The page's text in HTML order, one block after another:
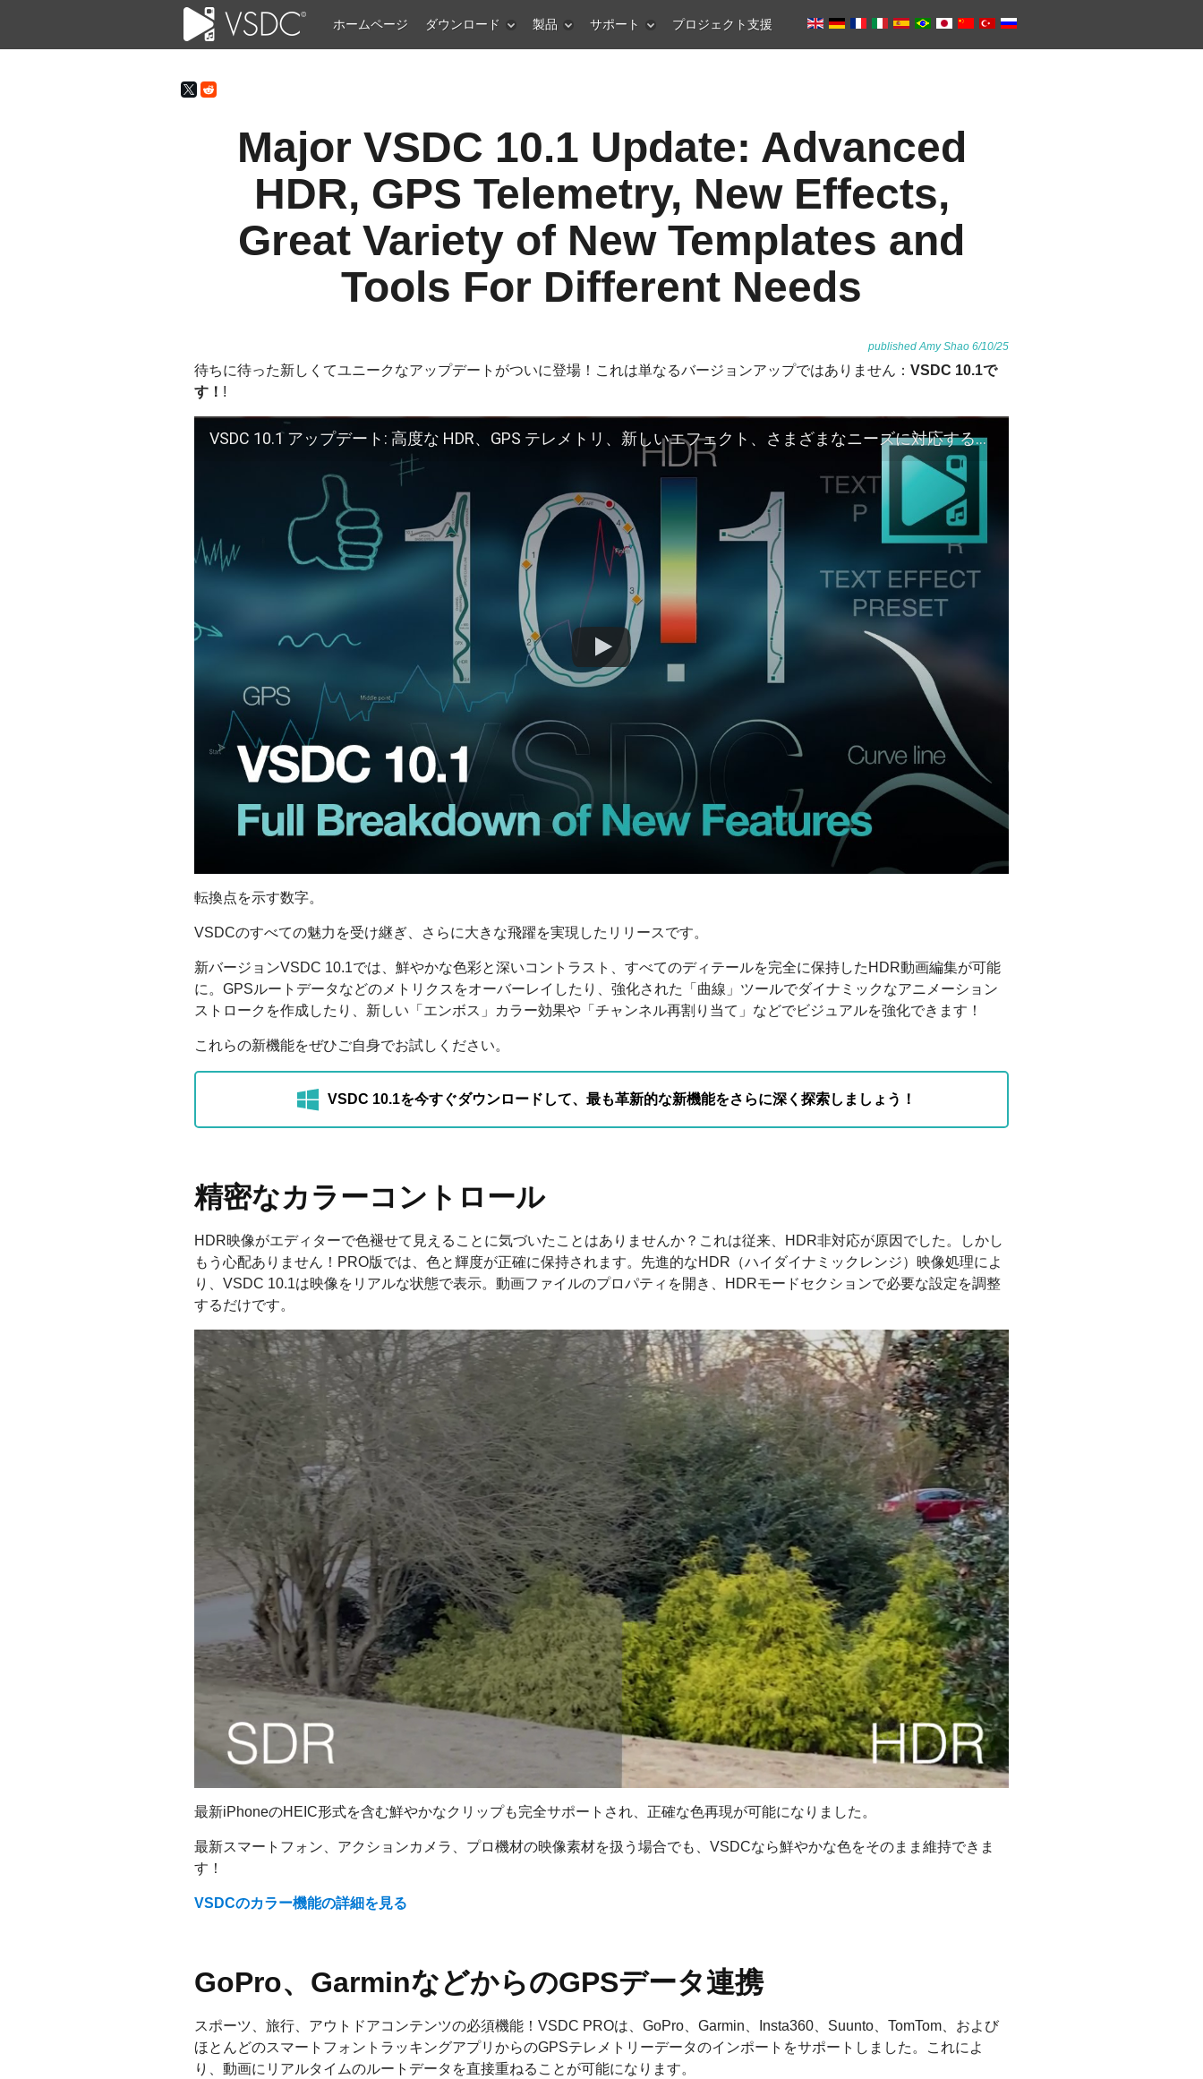
ホームページ ダウンロード 製品 サポート プロジェクト支援
Major VSDC 10.1 Update: Advanced
HDR, GPS Telemetry, New Effects,
Great Variety of New Templates and
Tools For Different Needs
published Amy Shao 6/10/25
待ちに待った新しくてユニークなアップデートがついに登場！これは単なるバージョンアップではありません： VSDC 10.1で
す！ !
VSDC 10.1 アップデート: 高度な HDR、GPS テレメトリ、新しいエフェクト、さまざまなニーズに対応する多種多様な新しいテンプレートとツール
転換点を示す数字。
VSDCのすべての魅力を受け継ぎ、さらに大きな飛躍を実現したリリースです。
新バージョンVSDC 10.1では、鮮やかな色彩と深いコントラスト、すべてのディテールを完全に保持したHDR動画編集が可能
に。GPSルートデータなどのメトリクスをオーバーレイしたり、強化された「曲線」ツールでダイナミックなアニメーション
ストロークを作成したり、新しい「エンボス」カラー効果や「チャンネル再割り当て」などでビジュアルを強化できます！
これらの新機能をぜひご自身でお試しください。
VSDC 10.1を今すぐダウンロードして、最も革新的な新機能をさらに深く探索しましょう！
精密なカラーコントロール
HDR映像がエディターで色褪せて見えることに気づいたことはありませんか？これは従来、HDR非対応が原因でした。しかし
もう心配ありません！PRO版では、色と輝度が正確に保持されます。先進的なHDR（ハイダイナミックレンジ）映像処理によ
り、VSDC 10.1は映像をリアルな状態で表示。動画ファイルのプロパティを開き、HDRモードセクションで必要な設定を調整
するだけです。
最新iPhoneのHEIC形式を含む鮮やかなクリップも完全サポートされ、正確な色再現が可能になりました。
最新スマートフォン、アクションカメラ、プロ機材の映像素材を扱う場合でも、VSDCなら鮮やかな色をそのまま維持できま
す！
VSDCのカラー機能の詳細を見る
GoPro、GarminなどからのGPSデータ連携
スポーツ、旅行、アウトドアコンテンツの必須機能！VSDC PROは、GoPro、Garmin、Insta360、Suunto、TomTom、および
ほとんどのスマートフォントラッキングアプリからのGPSテレメトリーデータのインポートをサポートしました。これによ
り、動画にリアルタイムのルートデータを直接重ねることが可能になります。